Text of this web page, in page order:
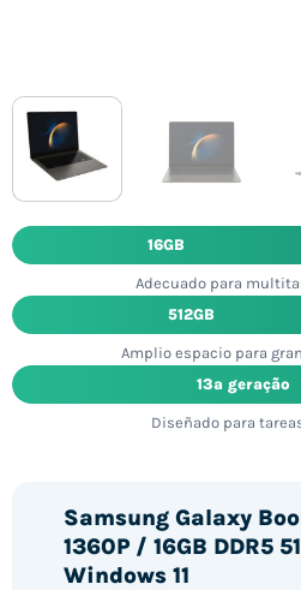
16GB
Adecuado para
512GB
Amplio espacio para
13ª geração
Diseñado para
Samsung Galaxy
1360P / 16GB DDR5
Windows 11